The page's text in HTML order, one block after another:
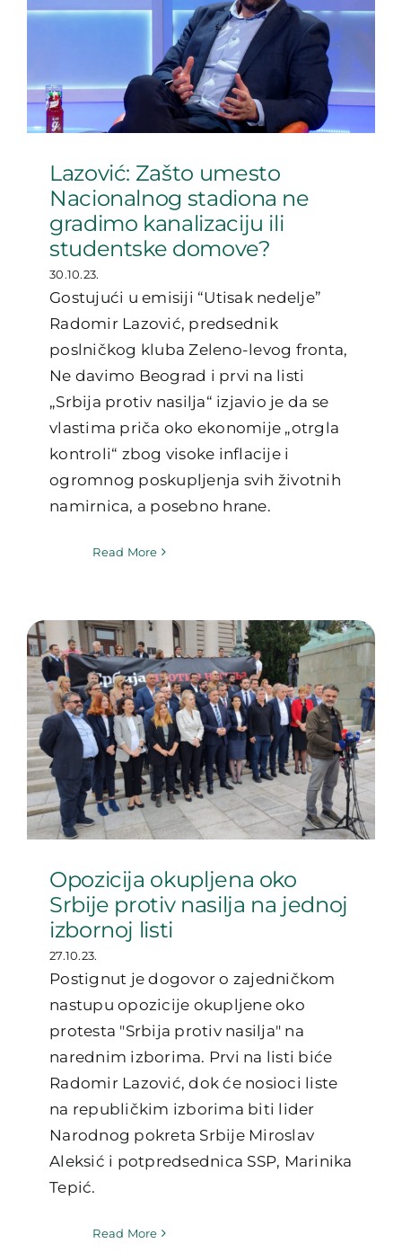
Lazović: Zašto umesto
Nacionalnog stadiona ne
gradimo kanalizaciju ili
studentske domove?
30.10.23.
Gostujući u emisiji “Utisak nedelje”
Radomir Lazović, predsednik
poslničkog kluba Zeleno-levog fronta,
Ne davimo Beograd i prvi na listi
„Srbija protiv nasilja“ izjavio je da se
vlastima priča oko ekonomije „otrgla
kontroli“ zbog visoke inflacije i
ogromnog poskupljenja svih životnih
namirnica, a posebno hrane.
Read More
Opozicija okupljena oko
Srbije protiv nasilja na jednoj
izbornoj listi
27.10.23.
Postignut je dogovor o zajedničkom
nastupu opozicije okupljene oko
protesta "Srbija protiv nasilja" na
narednim izborima. Prvi na listi biće
Radomir Lazović, dok će nosioci liste
na republičkim izborima biti lider
Narodnog pokreta Srbije Miroslav
Aleksić i potpredsednica SSP, Marinika
Tepić.
Read More